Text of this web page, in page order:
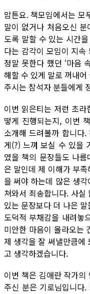
암튼요. 책모임에서는 모
말이 없거나 처음오신
도록 말할 수 있는 시간
다는 감각이 모임이 지
정말 못한다 했던 ‘마음
해할 수 있게 말로 꺼내
주시는 참석자 분들에게
이번 읽은티는 저런 초
떻게 진행되는지, 이번
소개해 드려볼까 합니다
게(?) 느껴 보실 수 있을
였을 책의 문장들도 나
은 말인데 제 이해가 부
을 써야 하는데 많은 생
쳐와서 죄송합니다. 사실
있는 문장보다 더 나은
도덕적 부채감을 내려놓
미안한 마음이 올라오는
제 생각을 잘 써낼만큼에
고 생각하겠습니다.
이번 책은 김애란 작가의
주신 분은 기로님입니다